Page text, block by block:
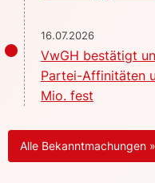
16.07.2026
VwGH bestätigt
Partei-Affinitäten
Mio. fest
Alle Bekanntmachungen »